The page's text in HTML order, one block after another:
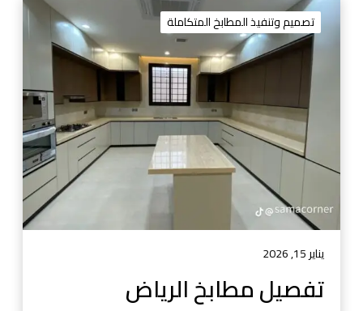
م
ط
ا
ب
خ
ا
ر
تصميم وتنفيذ المطابخ المتكاملة
يناير 15, 2026
تفصيل مطابخ الرياض